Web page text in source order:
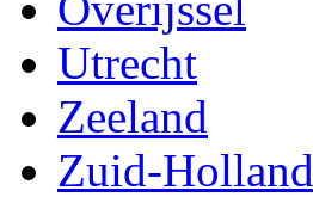
Utrecht
Zeeland
Zuid-Holland